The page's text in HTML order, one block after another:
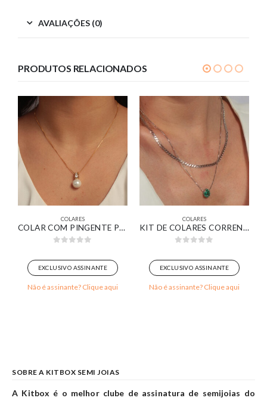
AVALIAÇÕES (0)
PRODUTOS RELACIONADOS
COLARES
COLAR COM PINGENTE PÉROLA COM CONTRA ARGOLA CRAVEJADA BANHADA EM OURO 18K
EXCLUSIVO ASSINANTE
Não é assinante? Clique aqui
COLARES
KIT DE COLARES CORRENTE GRUMET E VENEZIANA COM PINGENTE GOTA VERDE BANHADO EM OURO BRANCO
EXCLUSIVO ASSINANTE
Não é assinante? Clique aqui
SOBRE A KITBOX SEMI JOIAS
A Kitbox é o melhor clube de assinatura de semijoias do